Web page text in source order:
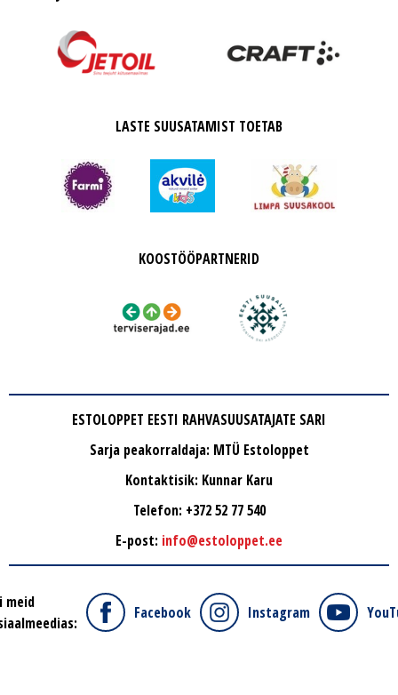
LASTE SUUSATAMIST TOETAB
KOOSTÖÖPARTNERID
ESTOLOPPET EESTI RAHVASUUSATAJATE SARI
Sarja peakorraldaja: MTÜ Estoloppet
Kontaktisik: Kunnar Karu
Telefon: +372 52 77 540
E-post: info@estoloppet.ee
meid
Facebook Instagram